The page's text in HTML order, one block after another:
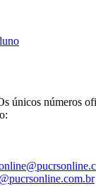
únicos números